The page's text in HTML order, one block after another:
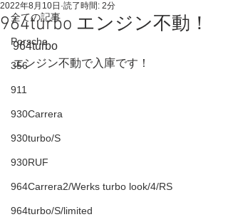
全ての記事
Porsche
356
911
930Carrera
930turbo/S
930RUF
964Carrera2/Werks turbo look/4/RS
964turbo/S/limited
964turbo エンジン不動！
2022年8月10日 読了時間: 2分
964turbo
エンジン不動で入庫です！